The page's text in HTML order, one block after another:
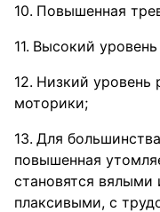
Повышенная
Высокий
Низкий уровень
моторики;
Для
повышенная
становятся
плаксивыми, с